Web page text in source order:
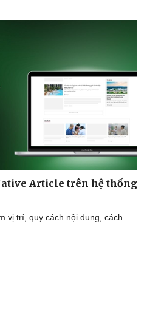
Article trên hệ thống
vị trí, quy cách nội dung, cách